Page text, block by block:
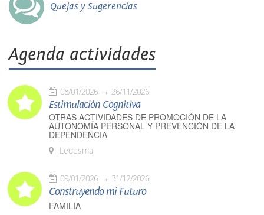
Quejas y Sugerencias
Agenda actividades
08/01/2026 26/11/2026
Estimulación Cognitiva
OTRAS ACTIVIDADES DE PROMOCIÓN DE LA
AUTONOMÍA PERSONAL Y PREVENCIÓN DE LA
DEPENDENCIA
Ledesma
09/01/2026 31/12/2026
Construyendo mi Futuro
FAMILIA